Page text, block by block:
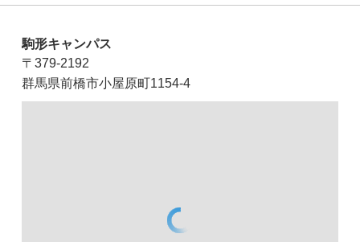
駒形キャンパス
〒379-2192
群馬県前橋市小屋原町1154-4